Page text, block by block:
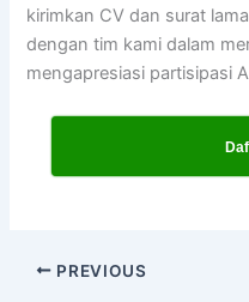
kirimkan CV dan surat
dengan tim kami dalam
mengapresiasi partisipasi
PREVIOUS